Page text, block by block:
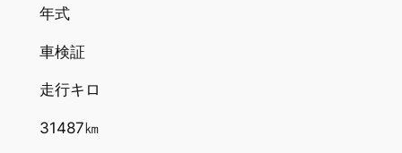
年式
車検証
走行キロ
31487㎞